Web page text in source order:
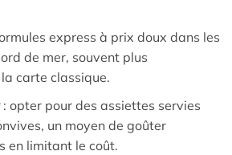
express à prix doux dans les
de mer, souvent plus
carte classique.
: opter pour des assiettes servies
un moyen de goûter
en limitant le coût.